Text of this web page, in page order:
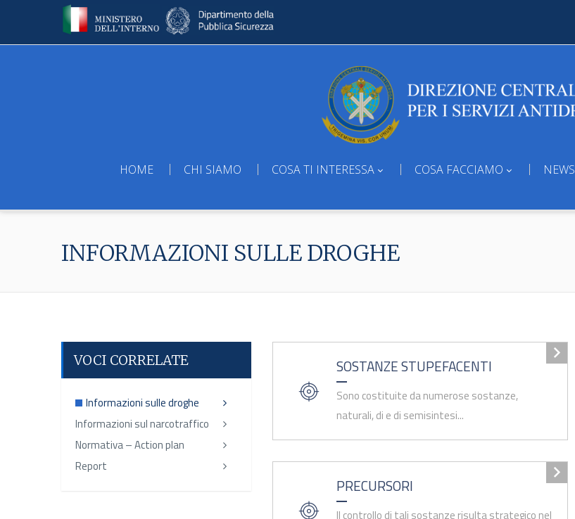
HOME CHI SIAMO COSA TI INTERESSA COSA FACCIAMO NEWS
INFORMAZIONI SULLE DROGHE
VOCI CORRELATE
Informazioni sulle droghe
Informazioni sul narcotraffico
Normativa – Action plan
Report
SOSTANZE STUPEFACENTI
Sono costituite da numerose sostanze,
naturali, di e di semisintesi...
PRECURSORI
Il controllo di tali sostanze risulta strategico nel